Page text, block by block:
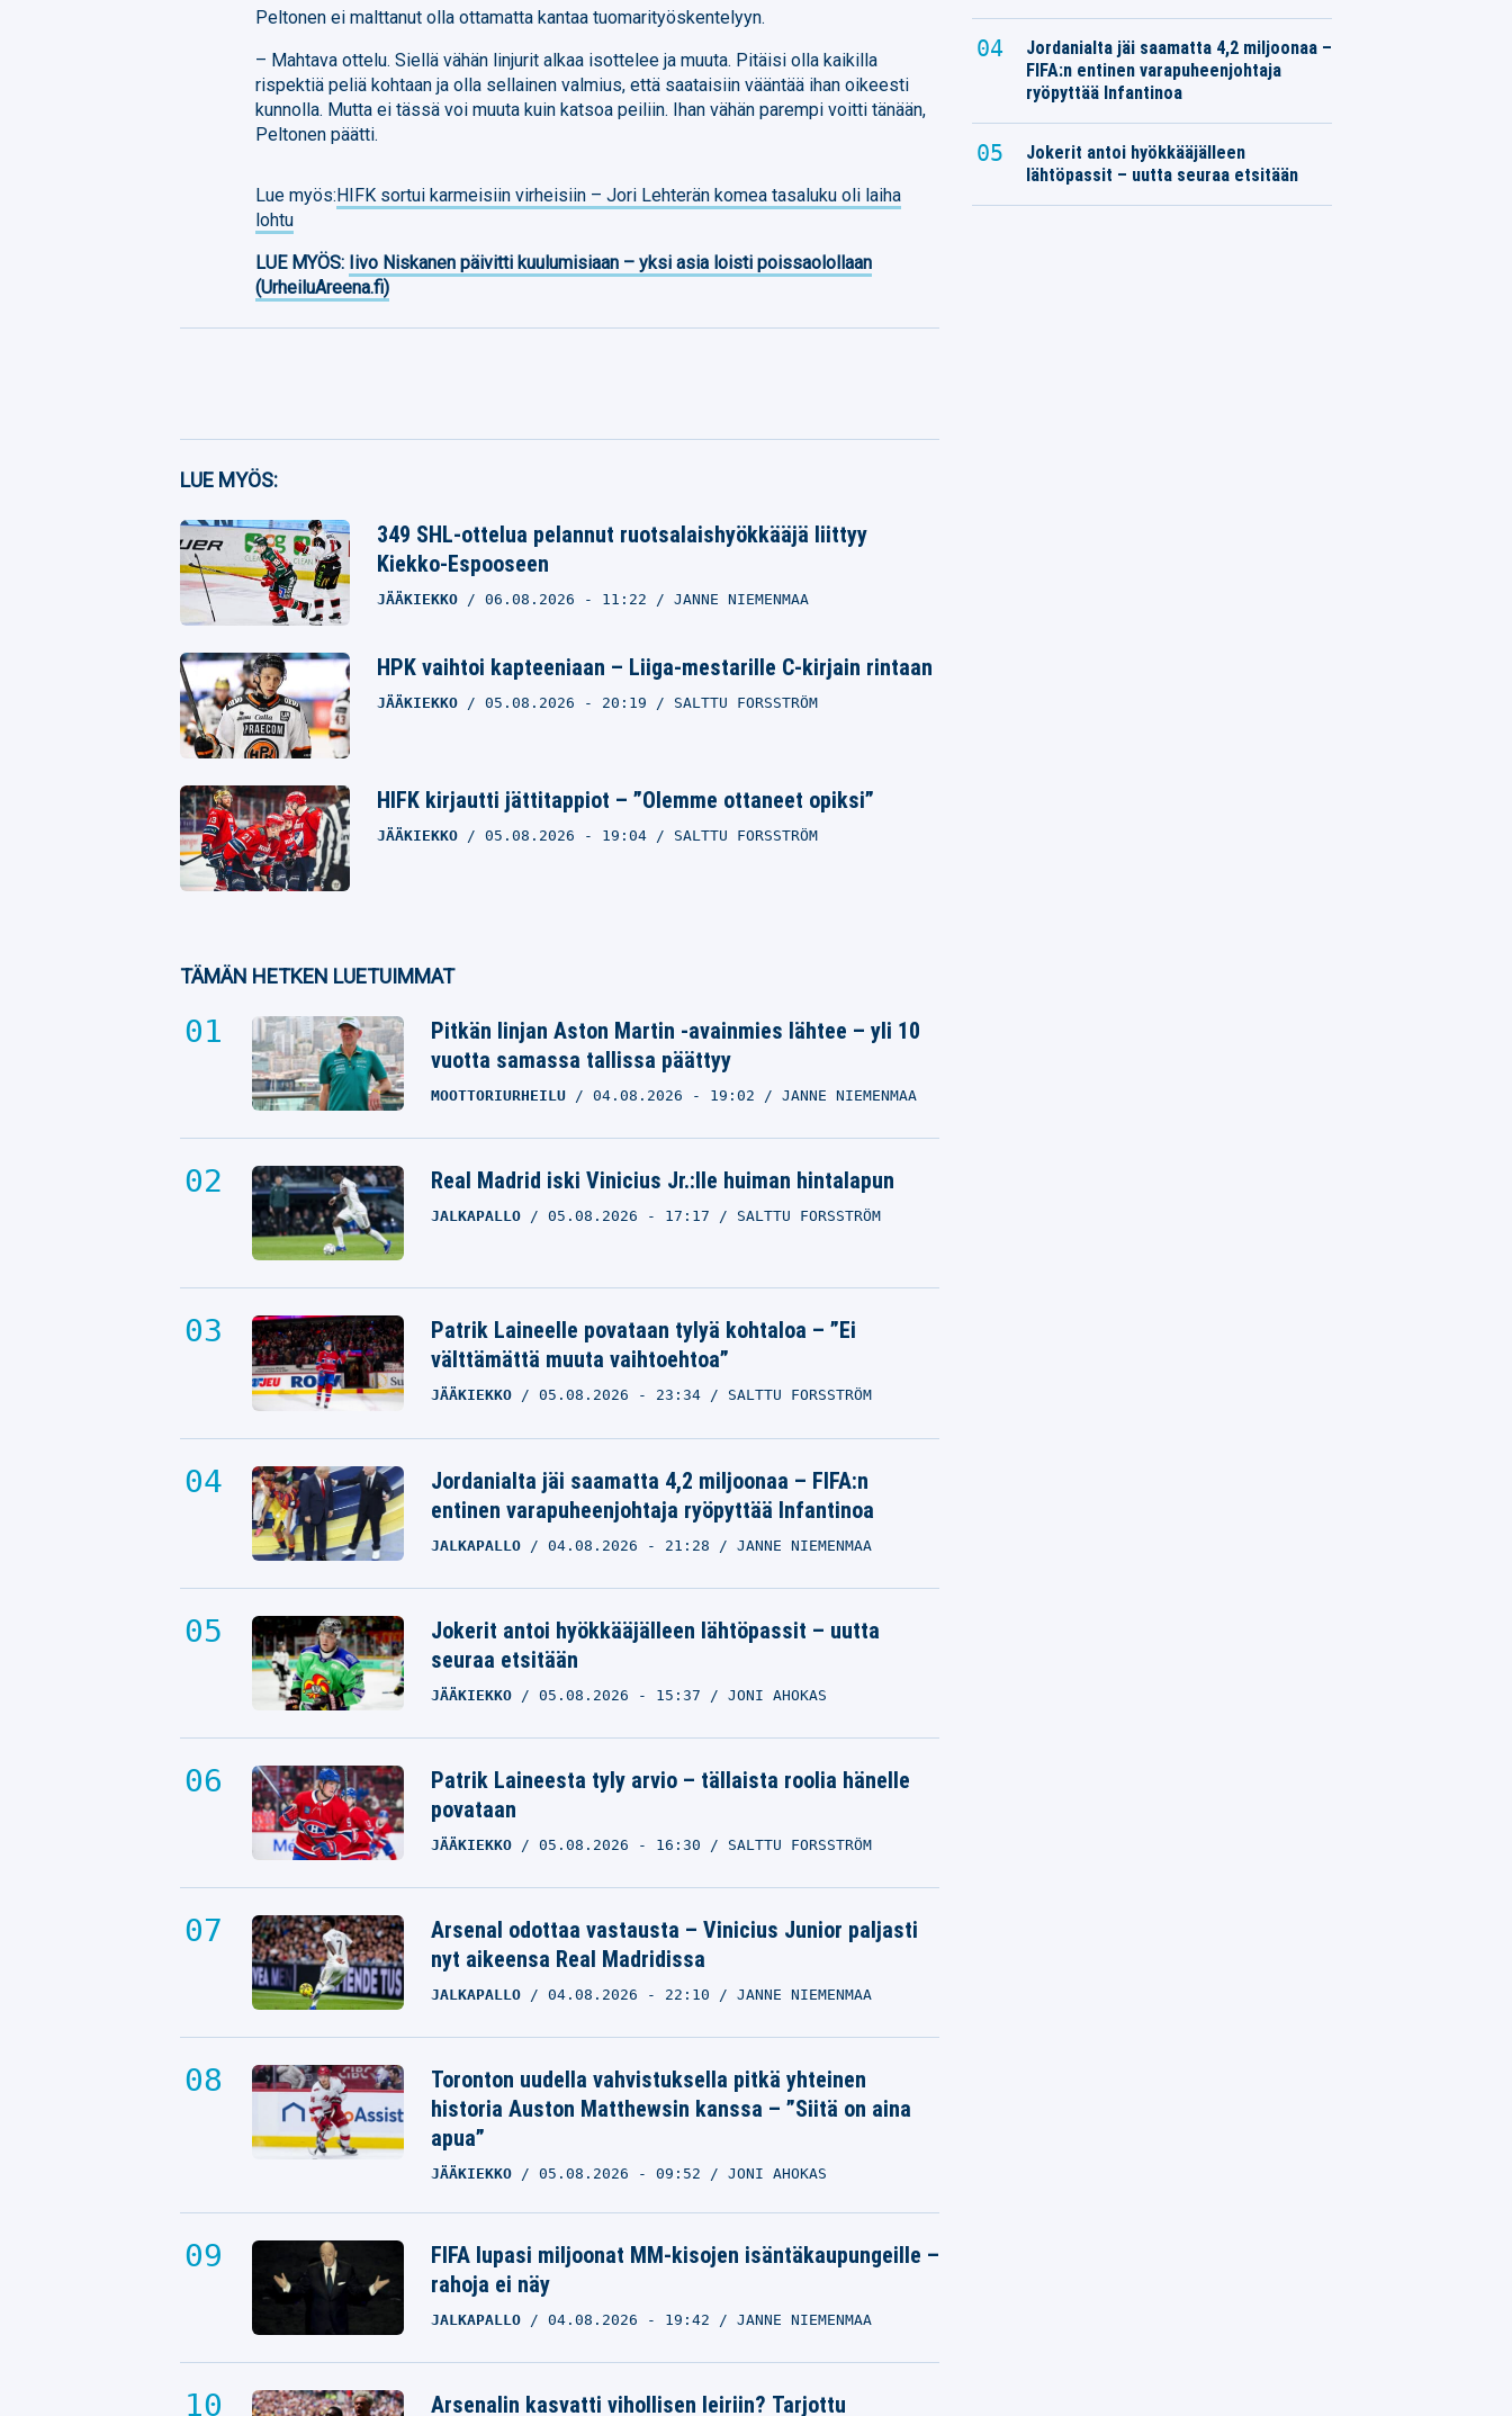
Peltonen ei malttanut olla ottamatta kantaa tuomarityöskentelyyn.
– Mahtava ottelu. Siellä vähän linjurit alkaa isottelee ja muuta. Pitäisi olla kaikilla
rispektiä peliä kohtaan ja olla sellainen valmius, että saataisiin vääntää ihan oikeesti
kunnolla. Mutta ei tässä voi muuta kuin katsoa peiliin. Ihan vähän parempi voitti tänään,
Peltonen päätti.
Lue myös:HIFK sortui karmeisiin virheisiin – Jori Lehterän komea tasaluku oli laiha
lohtu
LUE MYÖS: Iivo Niskanen päivitti kuulumisiaan – yksi asia loisti poissaolollaan
(UrheiluAreena.fi)
Facebook
Twitter
Whatsapp
LUE MYÖS:
349 SHL-ottelua pelannut ruotsalaishyökkääjä liittyy
Kiekko-Espooseen
JÄÄKIEKKO 06.08.2026 - 11:22 JANNE NIEMENMAA
HPK vaihtoi kapteeniaan – Liiga-mestarille C-kirjain rintaan
JÄÄKIEKKO 05.08.2026 - 20:19 SALTTU FORSSTRÖM
HIFK kirjautti jättitappiot – ”Olemme ottaneet opiksi”
JÄÄKIEKKO 05.08.2026 - 19:04 SALTTU FORSSTRÖM
TÄMÄN HETKEN LUETUIMMAT
Pitkän linjan Aston Martin -avainmies lähtee – yli 10
vuotta samassa tallissa päättyy
MOOTTORIURHEILU 04.08.2026 - 19:02 JANNE NIEMENMAA
Real Madrid iski Vinicius Jr.:lle huiman hintalapun
JALKAPALLO 05.08.2026 - 17:17 SALTTU FORSSTRÖM
Patrik Laineelle povataan tylyä kohtaloa – ”Ei
välttämättä muuta vaihtoehtoa”
JÄÄKIEKKO 05.08.2026 - 23:34 SALTTU FORSSTRÖM
Jordanialta jäi saamatta 4,2 miljoonaa – FIFA:n
entinen varapuheenjohtaja ryöpyttää Infantinoa
JALKAPALLO 04.08.2026 - 21:28 JANNE NIEMENMAA
Jokerit antoi hyökkääjälleen lähtöpassit – uutta
seuraa etsitään
JÄÄKIEKKO 05.08.2026 - 15:37 JONI AHOKAS
Patrik Laineesta tyly arvio – tällaista roolia hänelle
povataan
JÄÄKIEKKO 05.08.2026 - 16:30 SALTTU FORSSTRÖM
Arsenal odottaa vastausta – Vinicius Junior paljasti
nyt aikeensa Real Madridissa
JALKAPALLO 04.08.2026 - 22:10 JANNE NIEMENMAA
Toronton uudella vahvistuksella pitkä yhteinen
historia Auston Matthewsin kanssa – ”Siitä on aina
apua”
JÄÄKIEKKO 05.08.2026 - 09:52 JONI AHOKAS
FIFA lupasi miljoonat MM-kisojen isäntäkaupungeille –
rahoja ei näy
JALKAPALLO 04.08.2026 - 19:42 JANNE NIEMENMAA
Arsenalin kasvatti vihollisen leiriin? Tarjottu
Jordanialta jäi saamatta 4,2 miljoonaa –
FIFA:n entinen varapuheenjohtaja
ryöpyttää Infantinoa
Jokerit antoi hyökkääjälleen
lähtöpassit – uutta seuraa etsitään